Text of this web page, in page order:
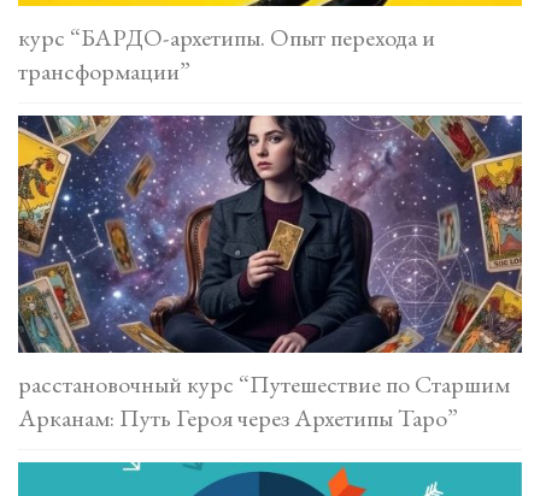
курс “БАРДО-архетипы. Опыт перехода и
трансформации”
расстановочный курс “Путешествие по Старшим
Арканам: Путь Героя через Архетипы Таро”